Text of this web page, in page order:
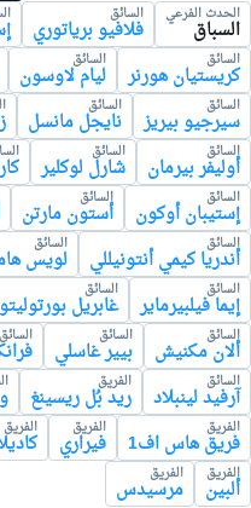
الحدث الفرعي
السباق
السائق
فلافيو برياتوري
السائق
كريستيان هورنر
السائق
ليام لاوسون
السائق
سيرجيو بيريز
السائق
نايجل مانسل
السائق
أوليفر بيرمان
السائق
شارل لوكلير
السائق
إستيبان أوكون
السائق
أستون مارتن
السائق
أندريا كيمي أنتونيللي
السائق
لويس
السائق
إيما فيلبيرماير
السائق
غابريل بورتوليتو
السائق
ألان مكنيش
السائق
بيير غاسلي
السائق
السائق
آرفيد لينبلاد
الفريق
ريد بُل ريسينغ
الفريق
فريق هاس اف1
الفريق
فيراري
الفريق
الفريق
ألبين
الفريق
مرسيدس